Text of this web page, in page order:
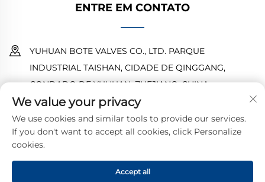
ENTRE EM CONTATO
YUHUAN BOTE VALVES CO., LTD. PARQUE
INDUSTRIAL TAISHAN, CIDADE DE QINGGANG,
CONDADO DE YUHUAN, ZHEJIANG, CHINA
18968473237
[email protected]
Direitos autorais © 2025 por YUHUAN BOTE VALVES CO., LTD.
We value your privacy
We use cookies and similar tools to provide our services.
If you don't want to accept all cookies, click Personalize
cookies.
Accept all